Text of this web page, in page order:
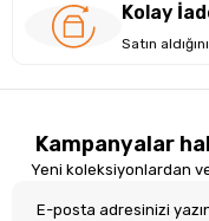
Tasarım ve
üretilmiştir. Hafif ve
idealdir. Asus, modern
birlikte, günlük işlerinizi
Kolay
Satın
Kampanyalar
Yeni koleksiyonlardan